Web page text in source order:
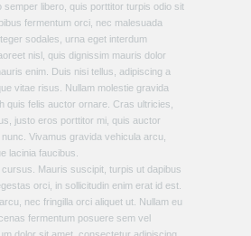
semper libero, quis porttitor turpis odio sit
fermentum orci, nec malesuada
sodales, urna eget interdum
nisl, quis dignissim mauris dolor
enim. Duis nisi tellus, adipiscing a
vitae risus. Nullam molestie gravida
quis felis auctor ornare. Cras ultricies,
justo eros porttitor mi, quis auctor
Vivamus gravida vehicula arcu,
lacinia faucibus.
Mauris suscipit, turpis ut dapibus
orci, in sollicitudin enim erat id est.
nec fringilla orci aliquet ut. Nullam eu
fermentum posuere sem vel